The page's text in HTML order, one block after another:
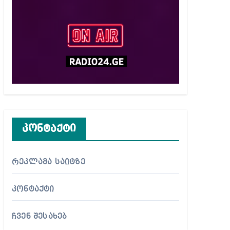
კონტაქტი
რეკლამა საიტზე
კონტაქტი
ჩვენ შესახებ